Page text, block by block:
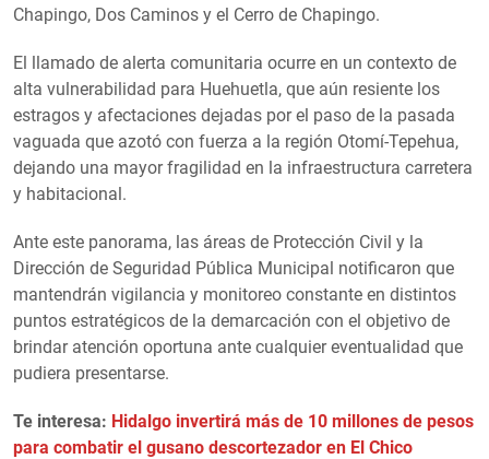
Chapingo, Dos Caminos y el Cerro de Chapingo.
El llamado de alerta comunitaria ocurre en un contexto de
alta vulnerabilidad para Huehuetla, que aún resiente los
estragos y afectaciones dejadas por el paso de la pasada
vaguada que azotó con fuerza a la región Otomí-Tepehua,
dejando una mayor fragilidad en la infraestructura carretera
y habitacional.
Ante este panorama, las áreas de Protección Civil y la
Dirección de Seguridad Pública Municipal notificaron que
mantendrán vigilancia y monitoreo constante en distintos
puntos estratégicos de la demarcación con el objetivo de
brindar atención oportuna ante cualquier eventualidad que
pudiera presentarse.
Te interesa: Hidalgo invertirá más de 10 millones de pesos
para combatir el gusano descortezador en El Chico